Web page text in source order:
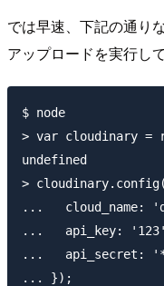
では早速、下記の通り
アップロードを実行し
$ node
> var cloudinary =
undefined
>
...   cloud_name:
...   api_key:
...   api_secret:
... });